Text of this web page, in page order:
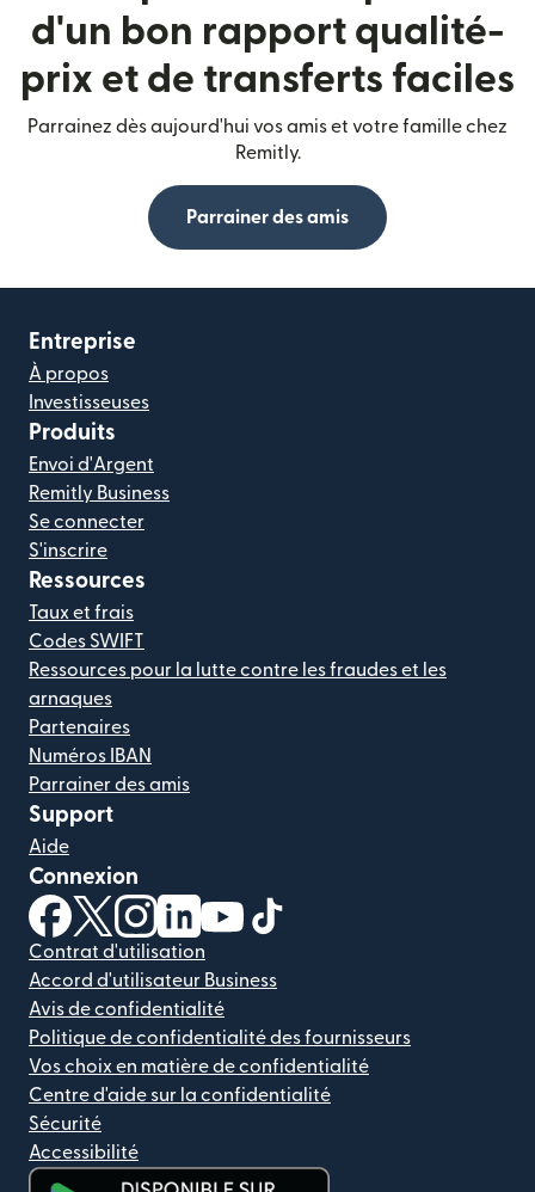
d'un bon rapport qualité-
prix et de transferts faciles
Parrainez dès aujourd'hui vos amis et votre famille chez
Remitly.
Parrainer des amis
Entreprise
À propos
Investisseuses
Produits
Envoi d'Argent
Remitly Business
Se connecter
S'inscrire
Ressources
Taux et frais
Codes SWIFT
Ressources pour la lutte contre les fraudes et les
arnaques
Partenaires
Numéros IBAN
Parrainer des amis
Support
Aide
Connexion
(s'ouvre dans une nouvelle fenêtre)
(s'ouvre dans une nouvelle fenêtre)
(s'ouvre dans une nouvelle fenêtre)
(s'ouvre dans une nouvelle fenêtre)
(s'ouvre dans une nouvelle
Contrat d'utilisation
Accord d'utilisateur Business
Avis de confidentialité
Politique de confidentialité des fournisseurs
Vos choix en matière de confidentialité
Centre d'aide sur la confidentialité
Sécurité
Accessibilité